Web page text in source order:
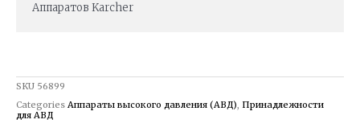
Аппаратов Karcher
SKU 56899
Categories Аппараты высокого давления (АВД), Принадлежности
для АВД